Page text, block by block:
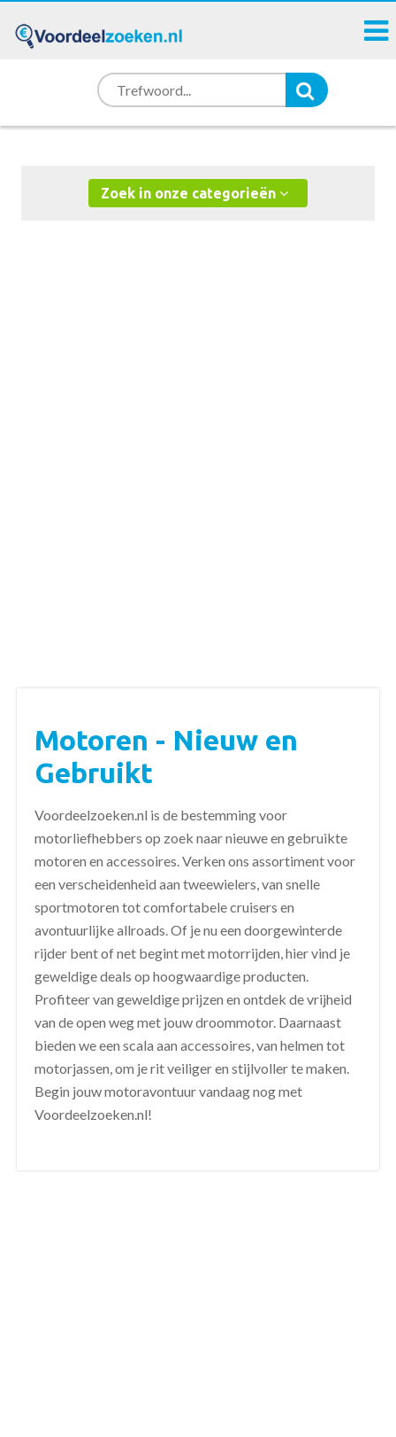
Zoek in onze categorieën
Motoren - Nieuw en
Gebruikt
Voordeelzoeken.nl is de bestemming voor
motorliefhebbers op zoek naar nieuwe en gebruikte
motoren en accessoires. Verken ons assortiment voor
een verscheidenheid aan tweewielers, van snelle
sportmotoren tot comfortabele cruisers en
avontuurlijke allroads. Of je nu een doorgewinterde
rijder bent of net begint met motorrijden, hier vind je
geweldige deals op hoogwaardige producten.
Profiteer van geweldige prijzen en ontdek de vrijheid
van de open weg met jouw droommotor. Daarnaast
bieden we een scala aan accessoires, van helmen tot
motorjassen, om je rit veiliger en stijlvoller te maken.
Begin jouw motoravontuur vandaag nog met
Voordeelzoeken.nl!